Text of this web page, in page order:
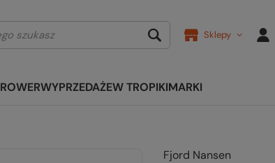
Sklepy
ROWERWYPRZEDAŻEW TROPIKIMARKI
Fjord Nansen